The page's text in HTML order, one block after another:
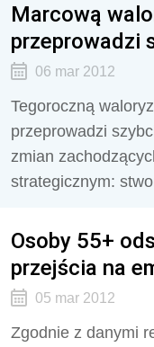
Marcową
przeprowadzi
06 mar 2012
Tegoroczną
przeprowadzi
zmian
strategicznym:
Osoby 55+
przejścia na
05 mar 2012
Zgodnie z danymi